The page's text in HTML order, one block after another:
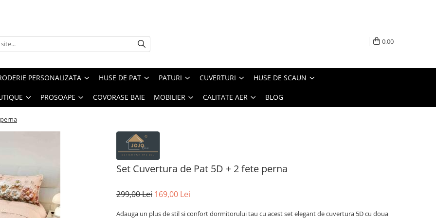
0,00
PERSONALIZATA HUSE DE PAT PATURI CUVERTURI HUSE DE SCAUN
PROSOAPE COVORASE BAIE MOBILIER CALITATE AER BLOG
Set Cuvertura de Pat 5D + 2 fete perna
299,00 Lei 169,00 Lei
Adauga un plus de stil si confort dormitorului tau cu acest set elegant de cuvertura 5D cu doua